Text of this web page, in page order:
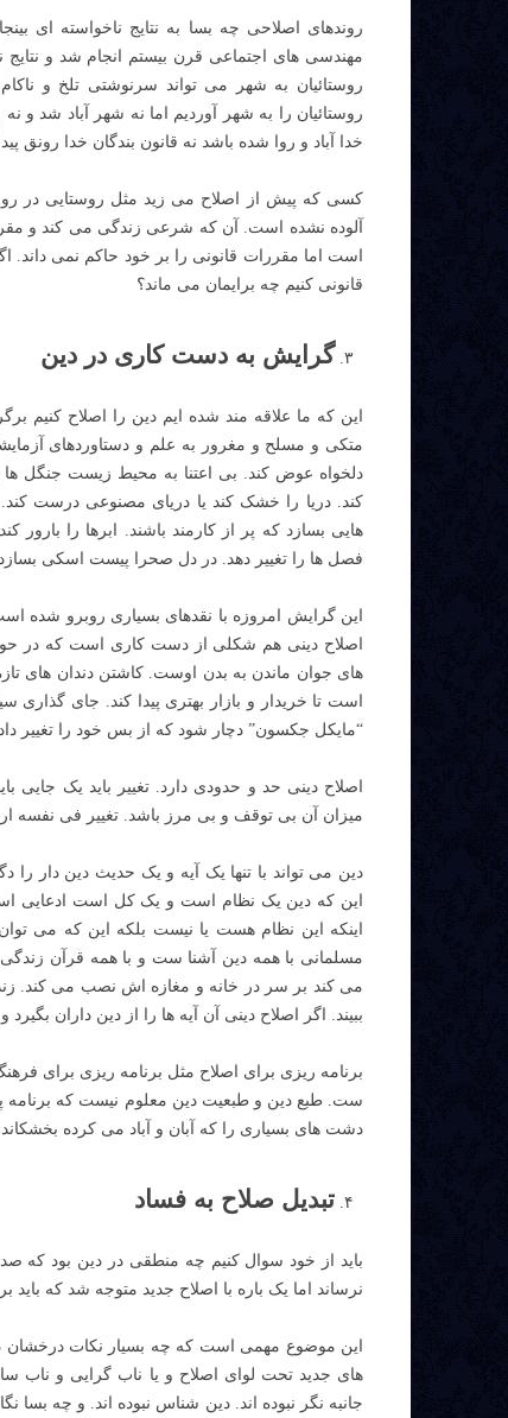
روندهای اصلاحی چه بسا به نتایج ناخواسته ای
مهندسی های اجتماعی قرن بیستم انجام شد و
روستائیان به شهر می تواند سرنوشتی تلخ و
روستائیان را به شهر آوردیم اما نه شهر آباد شد و
خدا آباد و روا شده باشد نه قانون بندگان خدا رونق
کسی که پیش از اصلاح می زید مثل روستایی در
آلوده نشده است. آن که شرعی زندگی می کند و
است اما مقررات قانونی را بر خود حاکم نمی داند.
قانونی کنیم چه برایمان می ماند؟
گرایش به دست کاری در دین
این که ما علاقه مند شده ایم دین را اصلاح
متکی و مسلح و مغرور به علم و دستاوردهای
دلخواه عوض کند. بی اعتنا به محیط زیست جنگل ها
کند. دریا را خشک کند یا دریای مصنوعی درست
هایی بسازد که پر از کارمند باشند. ابرها را
فصل ها را تغییر دهد. در دل صحرا پیست اسکی
این گرایش امروزه با نقدهای بسیاری روبرو
اصلاح دینی هم شکلی از دست کاری است که در
های جوان ماندن به بدن اوست. کاشتن دندان های
است تا خریدار و بازار بهتری پیدا کند. جای
“مایکل جکسون” دچار شود که از بس خود را تغییر
اصلاح دینی حد و حدودی دارد. تغییر باید یک جایی
میزان آن بی توقف و بی مرز باشد. تغییر فی نفسه
دین می تواند با تنها یک آیه و یک حدیث دین دار
این که دین یک نظام است و یک کل است ادعایی
اینکه این نظام هست یا نیست بلکه این که می
مسلمانی با همه دین آشنا ست و با همه قرآن
می کند بر سر در خانه و مغازه اش نصب می کند.
ببیند. اگر اصلاح دینی آن آیه ها را از دین داران
برنامه ریزی برای اصلاح مثل برنامه ریزی برای
ست. طبع دین و طبعیت دین معلوم نیست که برنامه
دشت های بسیاری را که آبان و آباد می کرده
تبدیل صلاح به فساد
باید از خود سوال کنیم چه منطقی در دین بود که
نرساند اما یک باره با اصلاح جدید متوجه شد که باید
این موضوع مهمی است که چه بسیار نکات
های جدید تحت لوای اصلاح و یا ناب گرایی و ناب
جانبه نگر نبوده اند. دین شناس نبوده اند. و چه